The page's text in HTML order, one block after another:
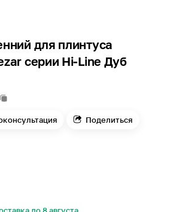
для плинтуса
серии Hi-Line Дуб
Поделиться